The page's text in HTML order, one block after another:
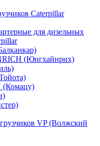
Caterpillar
для дизельных
(Юнгхайнрих)
(Комацу)
VP (Волжский